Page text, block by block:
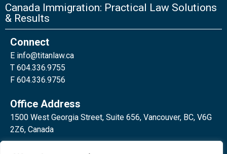
Canada Immigration: Practical Law Solutions
& Results
Connect
E info@titanlaw.ca
T 604.336.9755
F 604.336.9756
Office Address
1500 West Georgia Street, Suite 656, Vancouver, BC, V6G
2Z6, Canada